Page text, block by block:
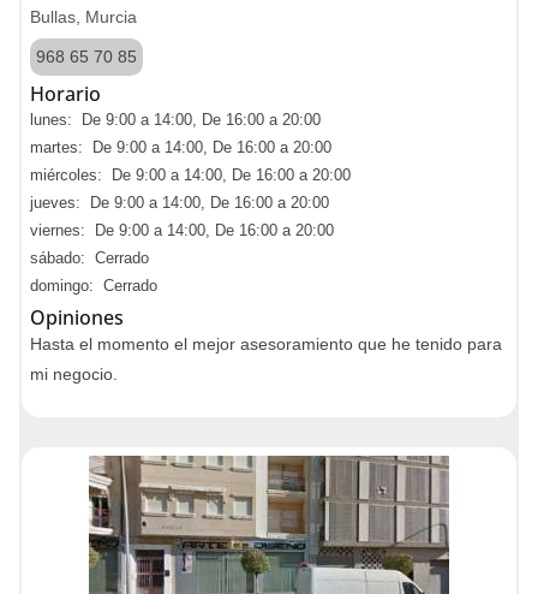
Bullas, Murcia
968 65 70 85
Horario
lunes: De 9:00 a 14:00, De 16:00 a 20:00
martes: De 9:00 a 14:00, De 16:00 a 20:00
miércoles: De 9:00 a 14:00, De 16:00 a 20:00
jueves: De 9:00 a 14:00, De 16:00 a 20:00
viernes: De 9:00 a 14:00, De 16:00 a 20:00
sábado: Cerrado
domingo: Cerrado
Opiniones
Hasta el momento el mejor asesoramiento que he tenido para
mi negocio.